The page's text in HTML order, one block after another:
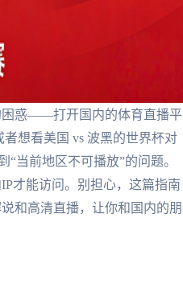
困惑——打开国内的体育直播平
想看美国 vs 波黑的世界杯对
当前地区不可播放”的问题。
才能访问。别担心，这篇指南
和高清直播，让你和国内的朋